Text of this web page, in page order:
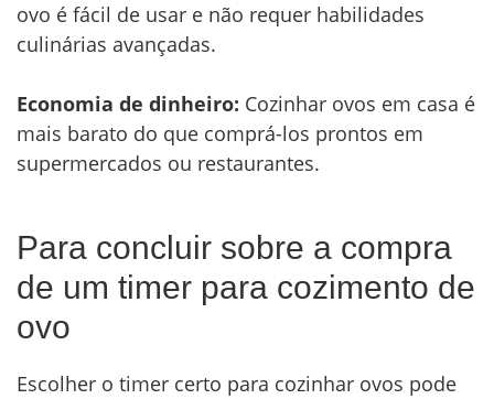
ovo é fácil de usar e não requer habilidades
culinárias avançadas.
Economia de dinheiro: Cozinhar ovos em casa é
mais barato do que comprá-los prontos em
supermercados ou restaurantes.
Para concluir sobre a compra
de um timer para cozimento de
ovo
Escolher o timer certo para cozinhar ovos pode